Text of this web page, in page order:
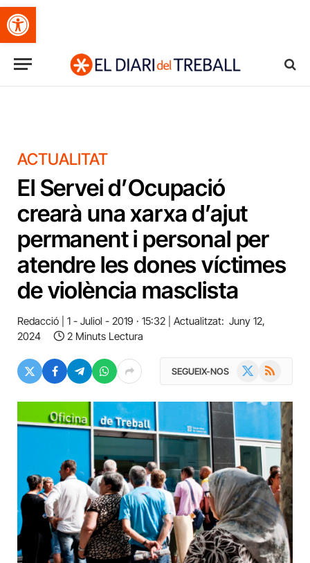
Obre la barra d'eines
ACTUALITAT
El Servei d’Ocupació
crearà una xarxa d’ajut
permanent i personal per
atendre les dones víctimes
de violència masclista
Redacció 1 - Juliol - 2019 · 15:32 Actualitzat: Juny 12,
2024
2 Minuts Lectura
SEGUEIX-NOS RSS